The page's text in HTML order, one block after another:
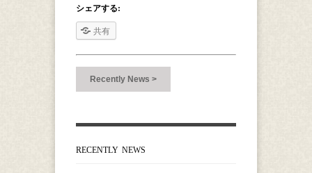
シェアする:
共有
Recently News >
RECENTLY NEWS